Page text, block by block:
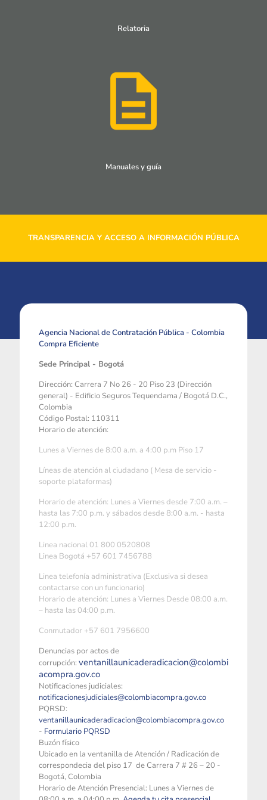
Relatoria
Manuales y guía
TRANSPARENCIA Y ACCESO A INFORMACIÓN PÚBLICA
Agencia Nacional de Contratación Pública - Colombia
Compra Eficiente
Sede Principal - Bogotá
Dirección: Carrera 7 No 26 - 20 Piso 23 (Dirección
general) - Edificio Seguros Tequendama / Bogotá D.C.,
Colombia
Código Postal: 110311
Horario de atención:
Lunes a Viernes de 8:00 a.m. a 4:00 p.m Piso 17
Líneas de atención al ciudadano ( Mesa de servicio -
soporte plataformas)
Horario de atención: Lunes a Viernes desde 7:00 a.m. –
hasta las 7:00 p.m. y sábados desde 8:00 a.m. - hasta
12:00 p.m.
Linea nacional 01 800 0520808
Linea Bogotá +57 601 7456788
Linea telefonía administrativa (Exclusiva si desea
contactarse con un funcionario)
Horario de atención: Lunes a Viernes Desde 08:00 a.m.
– hasta las 04:00 p.m.
Conmutador +57 601 7956600
Denuncias por actos de
corrupción: ventanillaunicaderadicacion@colombi
acompra.gov.co
Notificaciones judiciales:
notificacionesjudiciales@colombiacompra.gov.co
PQRSD:
ventanillaunicaderadicacion@colombiacompra.gov.co
- Formulario PQRSD
Buzón físico
Ubicado en la ventanilla de Atención / Radicación de
correspondecia del piso 17 de Carrera 7 # 26 – 20 -
Bogotá, Colombia
Horario de Atención Presencial: Lunes a Viernes de